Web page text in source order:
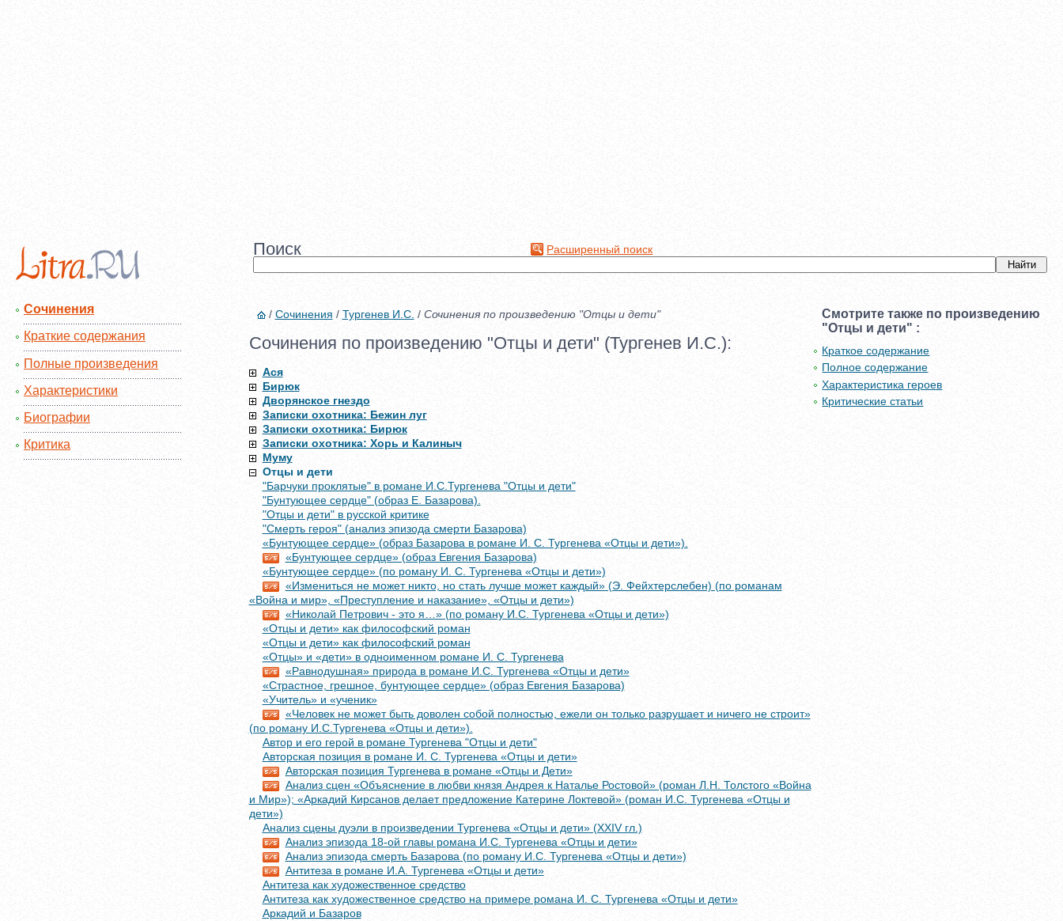
Поиск Расширенный поиск
Сочинения
Краткие содержания
Полные произведения
Характеристики
Биографии
Критика
/ Сочинения / Тургенев И.С. / Сочинения по произведению "Отцы и дети"
Сочинения по произведению "Отцы и дети" (Тургенев И.С.):
Ася
Бирюк
Дворянское гнездо
Записки охотника: Бежин луг
Записки охотника: Бирюк
Записки охотника: Хорь и Калиныч
Муму
Отцы и дети
"Барчуки проклятые" в романе И.С.Тургенева "Отцы и дети"
"Бунтующее сердце" (образ Е. Базарова).
"Отцы и дети" в русской критике
"Смерть героя" (анализ эпизода смерти Базарова)
«Бунтующее сердце» (образ Базарова в романе И. С. Тургенева «Отцы и дети»).
«Бунтующее сердце» (образ Евгения Базарова)
«Бунтующее сердце» (по роману И. С. Тургенева «Отцы и дети»)
«Измениться не может никто, но стать лучше может каждый» (Э. Фейхтерслебен) (по романам
«Война и мир», «Преступление и наказание», «Отцы и дети»)
«Николай Петрович - это я…» (по роману И.С. Тургенева «Отцы и дети»)
«Отцы и дети» как философский роман
«Отцы и дети» как философский роман
«Отцы» и «дети» в одноименном романе И. С. Тургенева
«Равнодушная» природа в романе И.С. Тургенева «Отцы и дети»
«Страстное, грешное, бунтующее сердце» (образ Евгения Базарова)
«Учитель» и «ученик»
«Человек не может быть доволен собой полностью, ежели он только разрушает и ничего не строит»
(по роману И.С.Тургенева «Отцы и дети»).
Автор и его герой в романе Тургенева "Отцы и дети"
Авторская позиция в романе И. С. Тургенева «Отцы и дети»
Авторская позиция Тургенева в романе «Отцы и Дети»
Анализ сцен «Объяснение в любви князя Андрея к Наталье Ростовой» (роман Л.Н. Толстого «Война
и Мир»); «Аркадий Кирсанов делает предложение Катерине Локтевой» (роман И.С. Тургенева «Отцы и
дети»)
Анализ сцены дуэли в произведении Тургенева «Отцы и дети» (XXIV гл.)
Анализ эпизода 18-ой главы романа И.С. Тургенева «Отцы и дети»
Анализ эпизода смерть Базарова (по роману И.С. Тургенева «Отцы и дети»)
Антитеза в романе И.А. Тургенева «Отцы и дети»
Антитеза как художественное средство
Антитеза как художественное средство на примере романа И. С. Тургенева «Отцы и дети»
Аркадий и Базаров
Смотрите также по произведению
"Отцы и дети" :
Краткое содержание
Полное содержание
Характеристика героев
Критические статьи